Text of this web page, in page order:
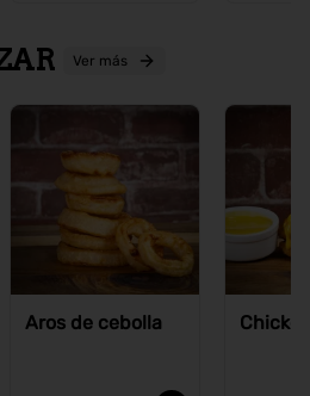
Ver más
Aros de cebolla